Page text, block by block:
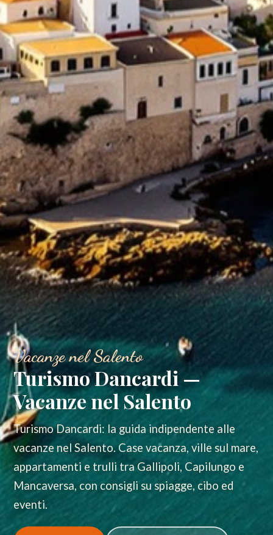
Vacanze nel Salento
Turismo Dancardi —
Vacanze nel Salento
Turismo Dancardi: la guida indipendente alle
vacanze nel Salento. Case vacanza, ville sul mare,
appartamenti e trulli tra Gallipoli, Capilungo e
Mancaversa, con consigli su spiagge, cibo ed
eventi.